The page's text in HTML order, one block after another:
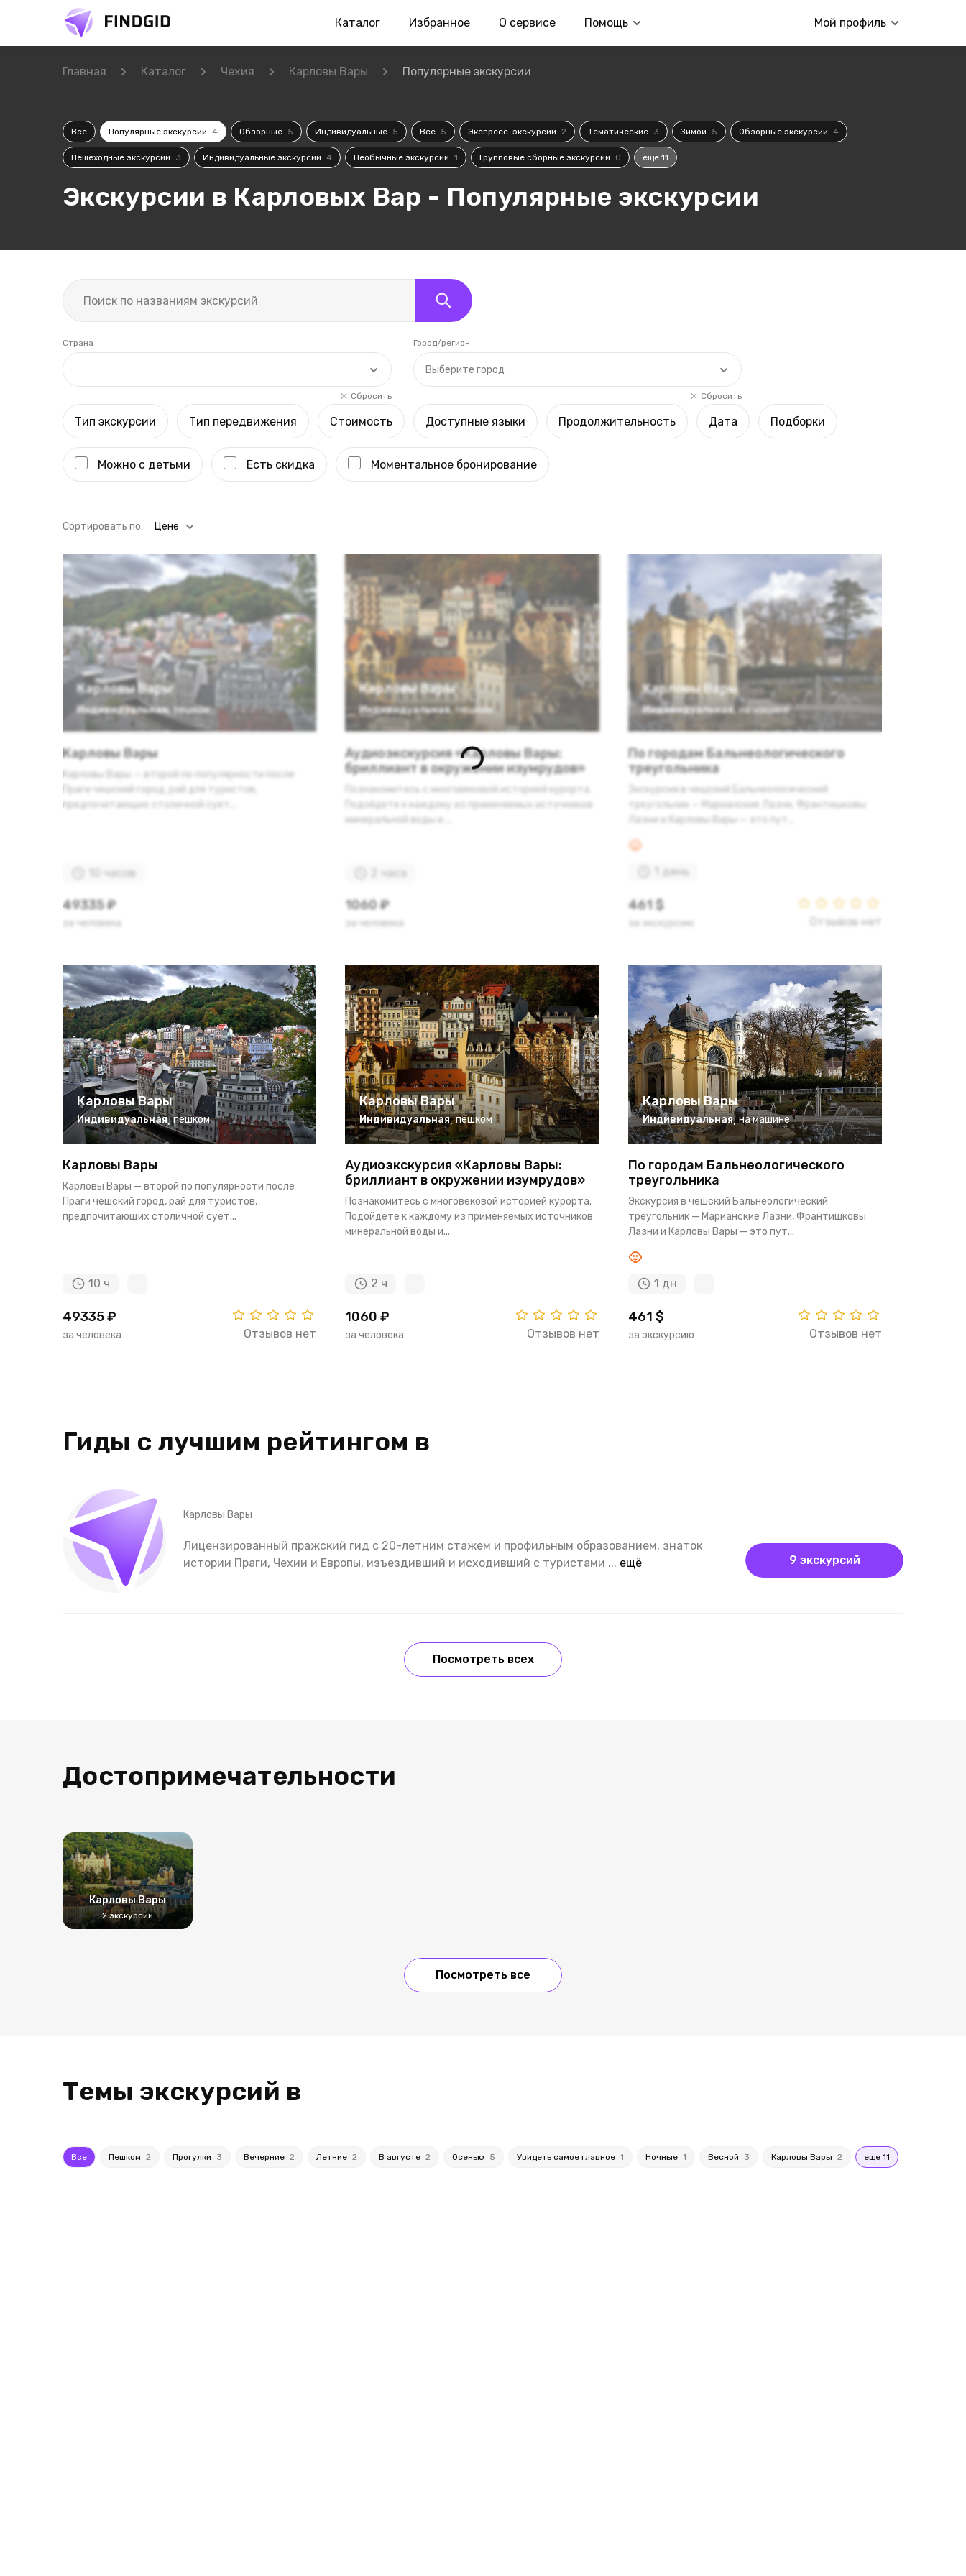
Каталог Избранное О сервисе Помощь Мой профиль
Главная Каталог Чехия Карловы Вары Популярные экскурсии
Все Популярные экскурсии 4 Обзорные 5 Индивидуальные 5 Все 5 Экспресс-экскурсии 2 Тематические 3 Зимой 5 Обзорные экскурсии 4
Пешеходные экскурсии 3 Индивидуальные экскурсии 4 Необычные экскурсии 1 Групповые сборные экскурсии 0 еще 11
Экскурсии в Карловых Вар - Популярные экскурсии
Страна
Сбросить
Выберите город
Город/регион
Сбросить
Тип экскурсии Тип передвижения Стоимость Доступные языки Продолжительность Дата Подборки
Можно с детьми Есть скидка Моментальное бронирование
Cортировать по: Цене
Карловы Вары
Индивидуальная, пешком
Карловы Вары
Карловы Вары — второй по популярности после
Праги чешский город, рай для туристов,
предпочитающих столичной сует...
10 часов
49335 ₽
за человека
Карловы Вары
Индивидуальная, пешком
Аудиоэкскурсия «Карловы Вары:
бриллиант в окружении изумрудов»
Познакомитесь с многовековой историей курорта.
Подойдете к каждому из применяемых источников
минеральной воды и ...
2 часа
1060 ₽
за человека
Карловы Вары
Индивидуальная на машине
По городам Бальнеологического
треугольника
Экскурсия в чешский Бальнеологический
треугольник — Марианские Лазни, Франтишковы
Лазни и Карловы Вары — это пут...
1 день
461 $
за экскурсию Отзывов нет
Карловы Вары
Индивидуальная, пешком
Карловы Вары
Карловы Вары — второй по популярности после
Праги чешский город, рай для туристов,
предпочитающих столичной сует...
10 ч
49335 ₽
за человека Отзывов нет
Карловы Вары
Индивидуальная, пешком
Аудиоэкскурсия «Карловы Вары:
бриллиант в окружении изумрудов»
Познакомитесь с многовековой историей курорта.
Подойдете к каждому из применяемых источников
минеральной воды и...
2 ч
1060 ₽
за человека Отзывов нет
Карловы Вары
Индивидуальная, на машине
По городам Бальнеологического
треугольника
Экскурсия в чешский Бальнеологический
треугольник — Марианские Лазни, Франтишковы
Лазни и Карловы Вары — это пут...
1 дн
461 $
за экскурсию Отзывов нет
Гиды с лучшим рейтингом в
Карловы Вары
Лицензированный пражский гид с 20-летним стажем и профильным образованием, знаток
истории Праги, Чехии и Европы, изъездивший и исходивший с туристами ... ещё 9 экскурсий
Посмотреть всех
Достопримечательности
Карловы Вары
2 экскурсии
Посмотреть все
Темы экскурсий в
Все Пешком 2 Прогулки 3 Вечерние 2 Летние 2 В августе 2 Осенью 5 Увидеть самое главное 1 Ночные 1 Весной 3 Карловы Вары 2 еще 11